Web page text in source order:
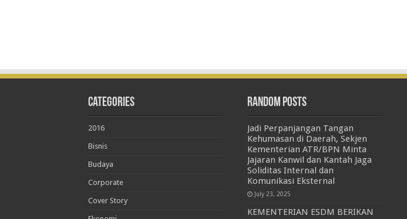
Categories
2016
Bisnis
Budaya
Corporate
Cover Story
Random Posts
Jadi Perpanjangan Tangan
Kehumasan di Daerah, Sekjen
Kementerian ATR/BPN Minta
Jajaran Kanwil dan Kantah Jaga
Soliditas Internal dan
Komunikasi Eksternal
July 23, 2025
KEMENTERIAN ESDM BERIKAN